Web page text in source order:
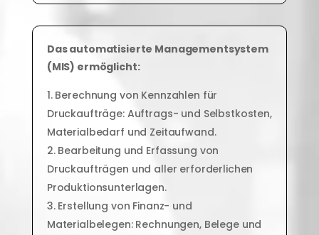
Das automatisierte Managementsystem
(MIS) ermöglicht:
Berechnung von Kennzahlen für
Druckaufträge: Auftrags- und Selbstkosten,
Materialbedarf und Zeitaufwand.
Bearbeitung und Erfassung von
Druckaufträgen und aller erforderlichen
Produktionsunterlagen.
Erstellung von Finanz- und
Materialbelegen: Rechnungen, Belege und